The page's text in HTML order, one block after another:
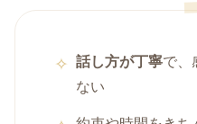
話し方が丁寧で、
ない